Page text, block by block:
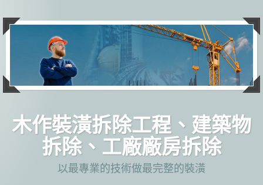
主
木作裝潢拆除工程、建築物
拆除、工廠廠房拆除
以最專業的技術做最完整的裝潢